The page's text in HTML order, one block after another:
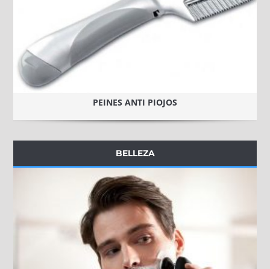
PEINES ANTI PIOJOS
BELLEZA